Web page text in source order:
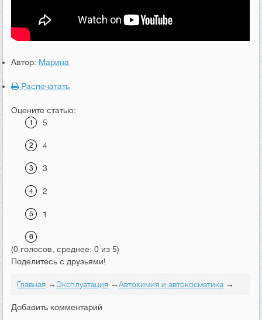
Автор: Марина
Распечатать
Оцените статью:
5
4
3
2
1
(0 голосов, среднее: 0 из 5)
Поделитесь с друзьями!
Главная →Эксплуатация →Автохимия и автокосметика →
Добавить комментарий